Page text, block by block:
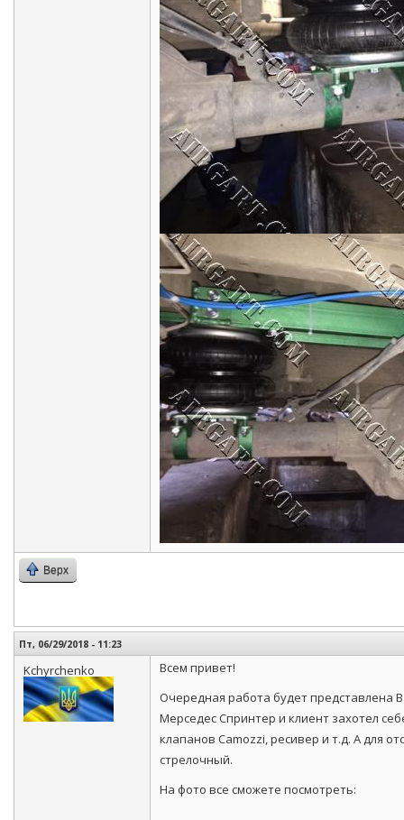
Верх
Пт, 06/29/2018 - 11:23
Kchyrchenko
Всем привет!
Очередная работа будет представлена
Мерседес Спринтер и клиент захотел
клапанов Camozzi, ресивер и т.д. А для
стрелочный.
На фото все сможете посмотреть: